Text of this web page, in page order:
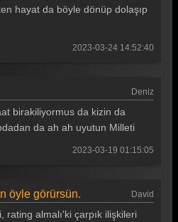
hayat da böyle dönüp dolaşıp
2023-03-24 14:52:40
Deniz
birakiliyormus da kizin da
da ah ah uyutun Milleti
2023-03-19 01:15:05
öyle görürsün. David
rating almalı'ki çarpık ilişkileri